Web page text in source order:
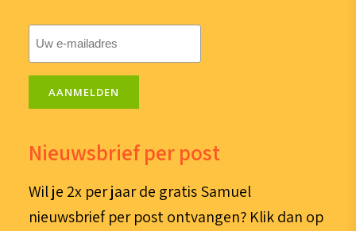
AANMELDEN
Nieuwsbrief per post
Wil je 2x per jaar de gratis Samuel
nieuwsbrief per post ontvangen? Klik dan op